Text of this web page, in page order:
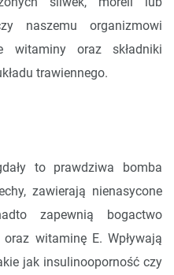
naszemu organizmowi
witaminy oraz składniki
trawiennego.
to prawdziwa bomba
zawierają nienasycone
zapewnią bogactwo
witaminę E. Wpływają
jak insulinooporność czy